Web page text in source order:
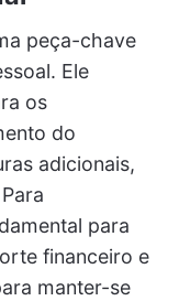
peça-chave
Ele
os
do
adicionais,
para
financeiro e
manter-se